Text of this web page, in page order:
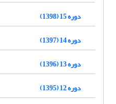
دوره 15 (1398)
دوره 14 (1397)
دوره 13 (1396)
دوره 12 (1395)